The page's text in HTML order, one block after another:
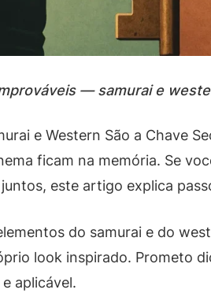
— samurai e
e Western São a Chave
ficam na memória. Se
este artigo explica
do samurai e do
look inspirado. Prometo
aplicável.